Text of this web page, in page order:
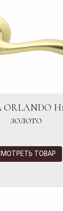
ORLANDO
золото
ТОВАР